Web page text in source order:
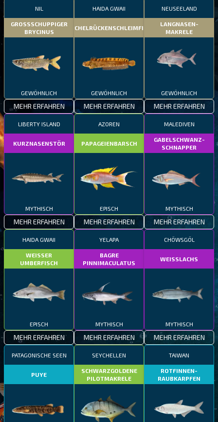
NIL
GROSSSCHUPPIGER
BRYCINUS
GEWÖHNLICH
MEHR ERFAHREN
HAIDA GWAII
STACHELRÜCKENSCHLEIMFISCH
GEWÖHNLICH
MEHR ERFAHREN
NEUSEELAND
LANGNASEN-
MAKRELE
GEWÖHNLICH
MEHR ERFAHREN
LIBERTY ISLAND
KURZNASENSTÖR
MYTHISCH
MEHR ERFAHREN
AZOREN
PAPAGEIENBARSCH
EPISCH
MEHR ERFAHREN
MALEDIVEN
GABELSCHWANZ-
SCHNAPPER
MYTHISCH
MEHR ERFAHREN
HAIDA GWAII
WEISSER
UMBERFISCH
EPISCH
MEHR ERFAHREN
YELAPA
BAGRE
PINNIMACULATUS
MYTHISCH
MEHR ERFAHREN
CHÖWSGÖL
WEISSLACHS
MYTHISCH
MEHR ERFAHREN
PATAGONISCHE SEEN
PUYE
SEYCHELLEN
SCHWARZGOLDENE
PILOTMAKRELE
TAIWAN
ROTFINNEN-
RAUBKARPFEN